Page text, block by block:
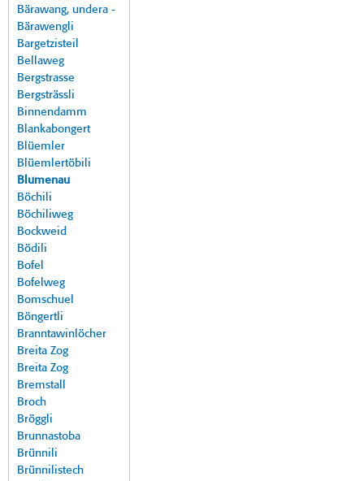
Bärawang, undera -
Bärawengli
Bargetzisteil
Bellaweg
Bergstrasse
Bergsträssli
Binnendamm
Blankabongert
Blüemler
Blüemlertöbili
Blumenau
Böchili
Böchiliweg
Bockweid
Bödili
Bofel
Bofelweg
Bomschuel
Böngertli
Branntawinlöcher
Breita Zog
Breita Zog
Bremstall
Broch
Bröggli
Brunnastoba
Brünnili
Brünnilistech